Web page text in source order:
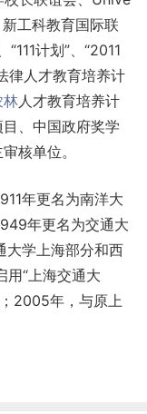
工科教育国际联
“111计划”、“2011
律人才教育培养计
林人才教育培养计
目、中国政府奖学
核单位。
年更名为南洋大
年更名为交通大
大学上海部分和西
用“上海交通大
2005年，与原上